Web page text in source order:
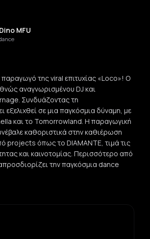
MFU
της viral επιτυχίας «Loco»! Ο
αναγνωρισμένου DJ και
Συνδυάζοντας τη
εξελιχθεί σε μια παγκόσμια δύναμη, με
και το Tomorrowland. Η παραγωγική
καθοριστικά στην καθιέρωση
projects όπως το DIAMANTE, τιμά τις
και καινοτομίας. Περισσότερο από
την παγκόσμια dance